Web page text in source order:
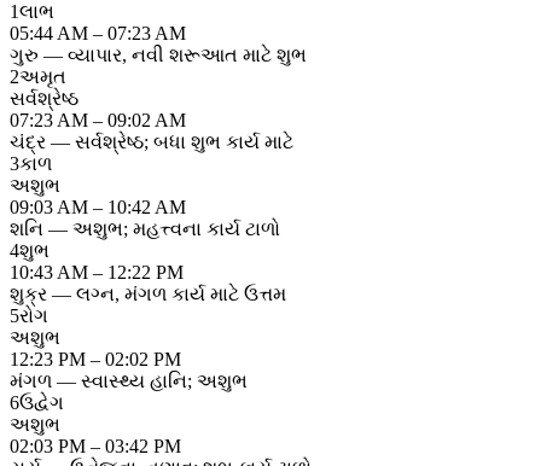
1લાભ
05:44 AM – 07:23 AM
ગુરુ — વ્યાપાર, નવી શરૂઆત માટે શુભ
2અમૃત
સર્વશ્રેષ્ઠ
07:23 AM – 09:02 AM
ચંદ્ર — સર્વશ્રેષ્ઠ; બધા શુભ કાર્ય માટે
3કાળ
અશુભ
09:03 AM – 10:42 AM
શનિ — અશુભ; મહત્ત્વના કાર્ય ટાળો
4શુભ
10:43 AM – 12:22 PM
શુક્ર — લગ્ન, મંગળ કાર્ય માટે ઉત્તમ
5રોગ
અશુભ
12:23 PM – 02:02 PM
મંગળ — સ્વાસ્થ્ય હાનિ; અશુભ
6ઉદ્વેગ
અશુભ
02:03 PM – 03:42 PM